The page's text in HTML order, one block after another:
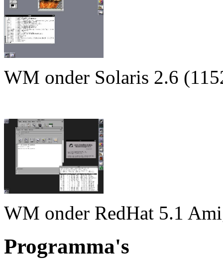
WM onder Solaris 2.6
WM onder RedHat 5.1
Programma's